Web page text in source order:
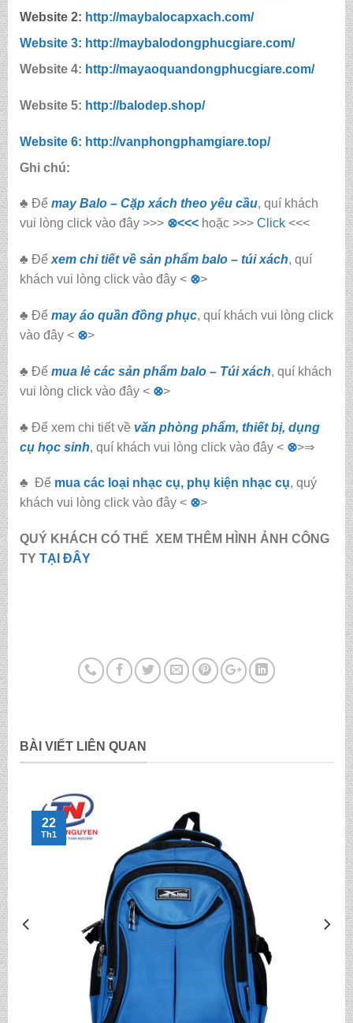
Website 2: http://maybalocapxach.com/
Website 3: http://maybalodongphucgiare.com/
Website 4: http://mayaoquandongphucgiare.com/
Website 5: http://balodep.shop/
Website 6: http://vanphongphamgiare.top/
Ghi chú:
♣ Để may Balo – Cặp xách theo yêu cầu, quí khách
vui lòng click vào đây >>> ⊗<<<hoặc >>> Click<<<
♣ Để xem chi tiết về sản phẩm balo – túi xách, quí
khách vui lòng click vào đây < ⊗>
♣ Để may áo quần đồng phục, quí khách vui lòng click
vào đây < ⊗>
♣ Để mua lẻ các sản phẩm balo – Túi xách, quí khách
vui lòng click vào đây < ⊗>
♣ Để xem chi tiết về văn phòng phẩm, thiết bị, dụng
cụ học sinh, quí khách vui lòng click vào đây < ⊗>⇒
♣ Để mua các loại nhạc cụ, phụ kiện nhạc cụ, quý
khách vui lòng click vào đây < ⊗>
QUÝ KHÁCH CÓ THỂ XEM THÊM HÌNH ẢNH CÔNG
TY TẠI ĐÂY
BÀI VIẾT LIÊN QUAN
22
Th1